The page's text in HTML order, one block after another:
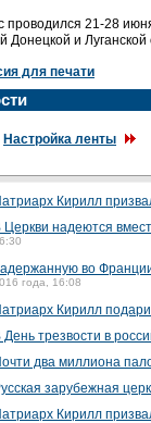
проводился 21-28
Донецкой и
для печати
Настройка ленты
Кирилл
Церкви надеются
во
года, 16:08
Кирилл
День трезвости в
два миллиона
зарубежная
Кирилл